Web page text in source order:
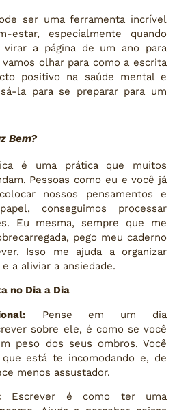
ser uma ferramenta incrível
estar, especialmente quando
virar a página de um ano para
olhar para como a escrita
positivo na saúde mental e
la para se preparar para um
Bem?
é uma prática que muitos
Pessoas como eu e você já
nossos pensamentos e
conseguimos processar
Eu mesma, sempre que me
pego meu caderno
Isso me ajuda a organizar
a aliviar a ansiedade.
no Dia a Dia
Pense em um dia
sobre ele, é como se você
peso dos seus ombros. Você
está te incomodando e, de
menos assustador.
Escrever é como ter uma